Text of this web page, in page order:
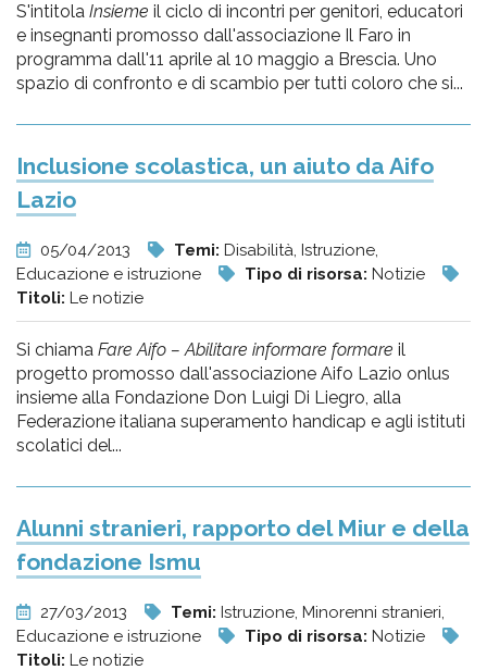
S'intitola Insieme il ciclo di incontri per genitori, educatori
e insegnanti promosso dall'associazione Il Faro in
programma dall'11 aprile al 10 maggio a Brescia. Uno
spazio di confronto e di scambio per tutti coloro che si...
Inclusione scolastica, un aiuto da Aifo
Lazio
05/04/2013 Temi: Disabilità, Istruzione,
Educazione e istruzione
Tipo di risorsa: Notizie
Titoli: Le notizie
Si chiama Fare Aifo – Abilitare informare formare il
progetto promosso dall'associazione Aifo Lazio onlus
insieme alla Fondazione Don Luigi Di Liegro, alla
Federazione italiana superamento handicap e agli istituti
scolatici del...
Alunni stranieri, rapporto del Miur e della
fondazione Ismu
27/03/2013 Temi: Istruzione, Minorenni stranieri,
Educazione e istruzione
Tipo di risorsa: Notizie
Titoli: Le notizie